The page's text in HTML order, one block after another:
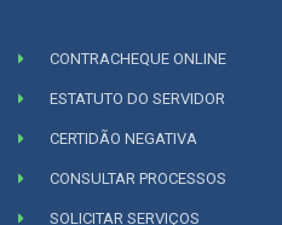
CONTRACHEQUE ONLINE
ESTATUTO DO SERVIDOR
CERTIDÃO NEGATIVA
CONSULTAR PROCESSOS
SOLICITAR SERVIÇOS